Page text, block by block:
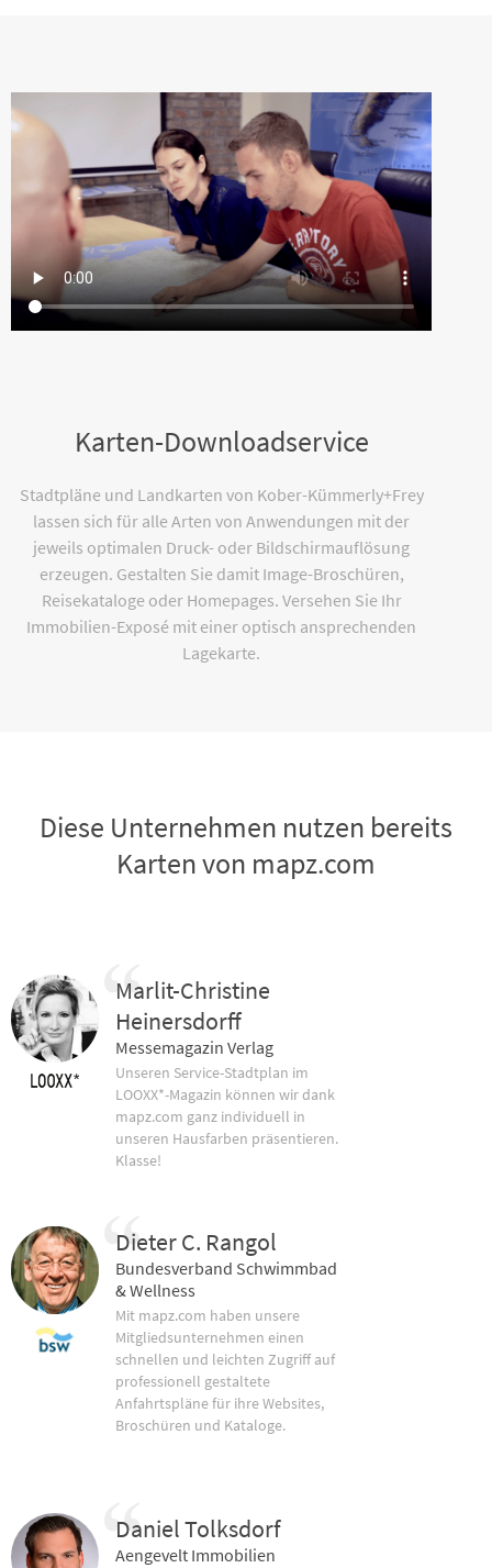
Karten-Downloadservice
Stadtpläne und Landkarten von Kober-Kümmerly+Frey
lassen sich für alle Arten von Anwendungen mit der
jeweils optimalen Druck- oder Bildschirmauflösung
erzeugen. Gestalten Sie damit Image-Broschüren,
Reisekataloge oder Homepages. Versehen Sie Ihr
Immobilien-Exposé mit einer optisch ansprechenden
Lagekarte.
Diese Unternehmen nutzen bereits
Karten von mapz.com
Marlit-Christine
Heinersdorff
Messemagazin Verlag
Unseren Service-Stadtplan im
LOOXX*-Magazin können wir dank
mapz.com ganz individuell in
unseren Hausfarben präsentieren.
Klasse!
Dieter C. Rangol
Bundesverband Schwimmbad
& Wellness
Mit mapz.com haben unsere
Mitgliedsunternehmen einen
schnellen und leichten Zugriff auf
professionell gestaltete
Anfahrtspläne für ihre Websites,
Broschüren und Kataloge.
Daniel Tolksdorf
Aengevelt Immobilien